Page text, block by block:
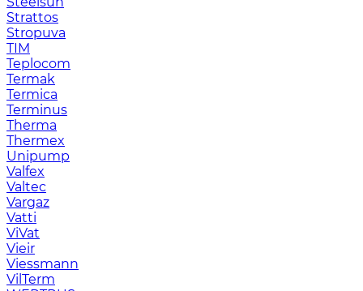
Strattos
Stropuva
TIM
Teplocom
Termak
Termica
Terminus
Therma
Thermex
Unipump
Valfex
Valtec
Vargaz
Vatti
ViVat
Vieir
Viessmann
VilTerm